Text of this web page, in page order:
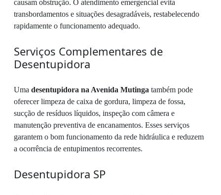
causam obstrução. O atendimento emergencial evita
transbordamentos e situações desagradáveis, restabelecendo
rapidamente o funcionamento adequado.
Serviços Complementares de
Desentupidora
Uma desentupidora na Avenida Mutinga também pode
oferecer limpeza de caixa de gordura, limpeza de fossa,
sucção de resíduos líquidos, inspeção com câmera e
manutenção preventiva de encanamentos. Esses serviços
garantem o bom funcionamento da rede hidráulica e reduzem
a ocorrência de entupimentos recorrentes.
Desentupidora SP